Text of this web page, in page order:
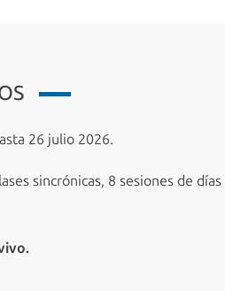
26 julio 2026.
sincrónicas, 8 sesiones de